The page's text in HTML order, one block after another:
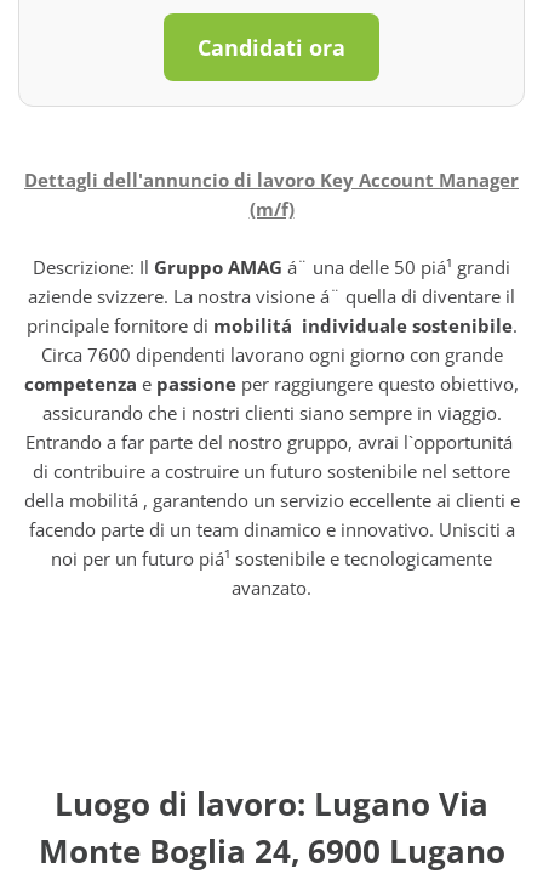
Candidati ora
Dettagli dell'annuncio di lavoro Key Account Manager
(m/f)
Descrizione: Il Gruppo AMAG á¨ una delle 50 piá¹ grandi
aziende svizzere. La nostra visione á¨ quella di diventare il
principale fornitore di mobilitá individuale sostenibile.
Circa 7600 dipendenti lavorano ogni giorno con grande
competenza e passione per raggiungere questo obiettivo,
assicurando che i nostri clienti siano sempre in viaggio.
Entrando a far parte del nostro gruppo, avrai l`opportunitá
di contribuire a costruire un futuro sostenibile nel settore
della mobilitá , garantendo un servizio eccellente ai clienti e
facendo parte di un team dinamico e innovativo. Unisciti a
noi per un futuro piá¹ sostenibile e tecnologicamente
avanzato.
Luogo di lavoro: Lugano Via
Monte Boglia 24, 6900 Lugano